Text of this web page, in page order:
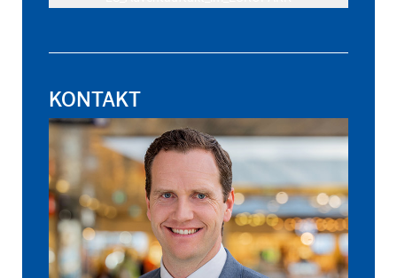
KONTAKT